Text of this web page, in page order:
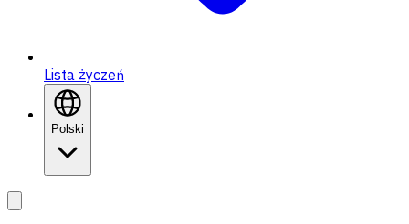
Lista życzeń
Polski